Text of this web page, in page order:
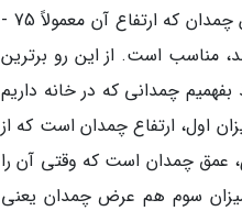
ارتفاع آن نباید از 158 سانتی متر بیشتر باشد یا اینکه میزان آن از 62 اینچ تجاوز نکند. این چمدان که ارتفاع آن معمولاً 75 -
مناسب است. از این رو برترین
چمدانی که در خانه داریم
اول، ارتفاع چمدان است که از
عمق چمدان است که وقتی آن را
میزان سوم هم عرض چمدان یعنی